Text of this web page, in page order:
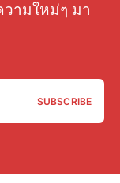
ามใหม่ๆ มา
SUBSCRIBE